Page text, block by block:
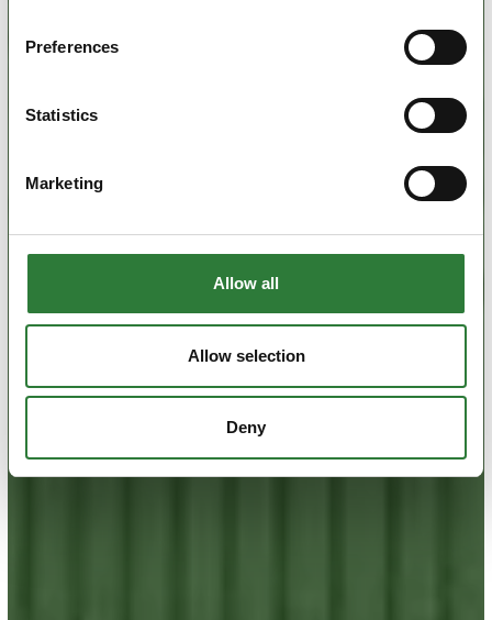
Preferences
Statistics
Marketing
Allow all
Allow selection
Deny